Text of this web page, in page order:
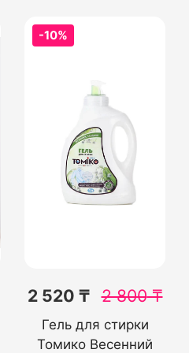
-10%
2 520 ₸ 2 800₸
Гель для стирки
Томико Весенний